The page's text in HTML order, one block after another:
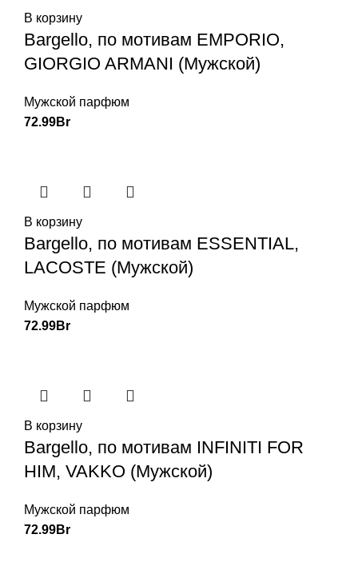
В корзину
Bargello, по мотивам EMPORIO,
GIORGIO ARMANI (Мужской)
Мужской парфюм
72.99Br
В корзину
Bargello, по мотивам ESSENTIAL,
LACOSTE (Мужской)
Мужской парфюм
72.99Br
В корзину
Bargello, по мотивам INFINITI FOR
HIM, VAKKO (Мужской)
Мужской парфюм
72.99Br